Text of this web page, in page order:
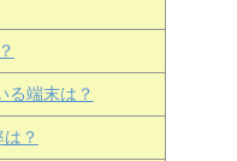
る端末は？
？